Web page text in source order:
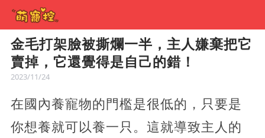
金毛打架臉被撕爛一半，主人嫌棄把它
賣掉，它還覺得是自己的錯！
2023/11/24
在國內養寵物的門檻是很低的，只要是
你想養就可以養一只。這就導致主人的